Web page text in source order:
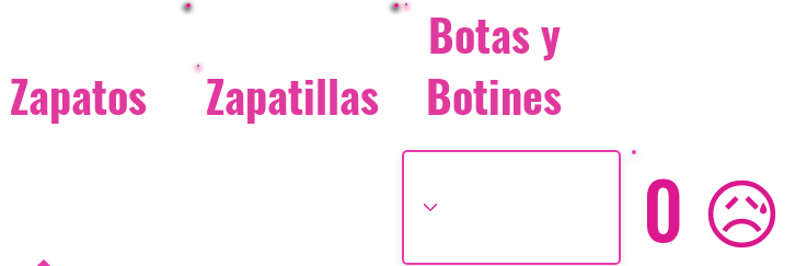
Zapatos Zapatillas
Botas y
Botines
0 😥